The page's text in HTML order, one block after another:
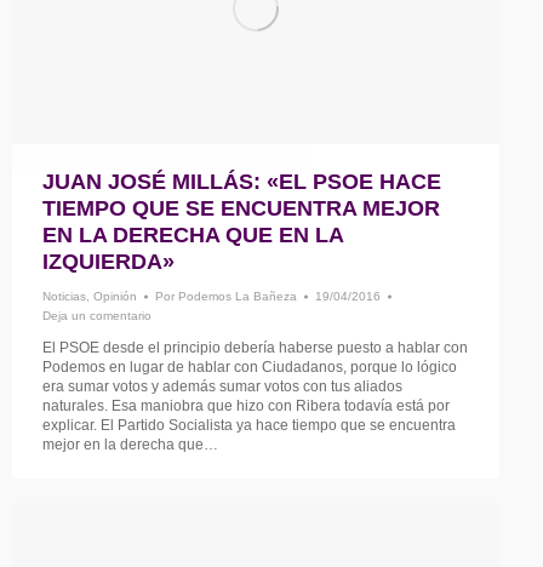
JUAN JOSÉ MILLÁS: «EL PSOE HACE
TIEMPO QUE SE ENCUENTRA MEJOR
EN LA DERECHA QUE EN LA
IZQUIERDA»
Noticias, Opinión Por Podemos La Bañeza
19/04/2016
Deja un comentario
El PSOE desde el principio debería haberse puesto a hablar con
Podemos en lugar de hablar con Ciudadanos, porque lo lógico
era sumar votos y además sumar votos con tus aliados
naturales. Esa maniobra que hizo con Ribera todavía está por
explicar. El Partido Socialista ya hace tiempo que se encuentra
mejor en la derecha que…